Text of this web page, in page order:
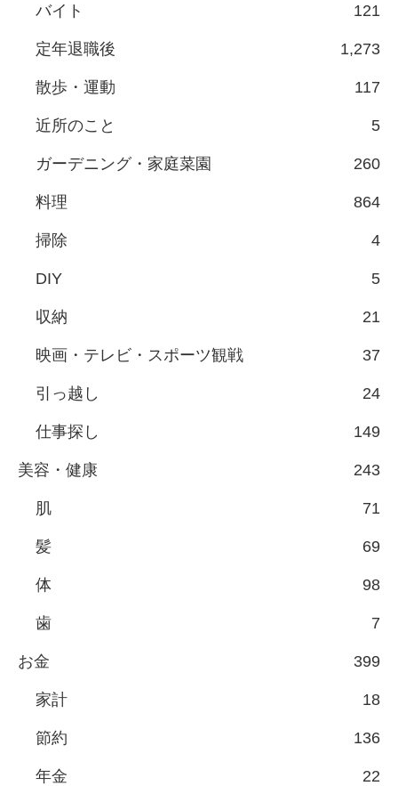
バイト 121
定年退職後 1,273
散歩・運動 117
近所のこと 5
ガーデニング・家庭菜園 260
料理 864
掃除 4
DIY 5
収納 21
映画・テレビ・スポーツ観戦 37
引っ越し 24
仕事探し 149
美容・健康 243
肌 71
髪 69
体 98
歯 7
お金 399
家計 18
節約 136
年金 22